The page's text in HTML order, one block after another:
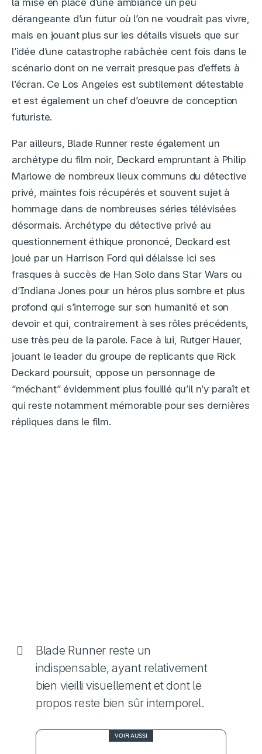
dérangeante d’un futur où l’on ne voudrait pas vivre,
mais en jouant plus sur les détails visuels que sur
l’idée d’une catastrophe rabâchée cent fois dans le
scénario dont on ne verrait presque pas d’effets à
l’écran. Ce Los Angeles est subtilement détestable
et est également un chef d’oeuvre de conception
futuriste.
Par ailleurs, Blade Runner reste également un
archétype du film noir, Deckard empruntant à Philip
Marlowe de nombreux lieux communs du détective
privé, maintes fois récupérés et souvent sujet à
hommage dans de nombreuses séries télévisées
désormais. Archétype du détective privé au
questionnement éthique prononcé, Deckard est
joué par un Harrison Ford qui délaisse ici ses
frasques à succès de Han Solo dans Star Wars ou
d’Indiana Jones pour un héros plus sombre et plus
profond qui s’interroge sur son humanité et son
devoir et qui, contrairement à ses rôles précédents,
use très peu de la parole. Face à lui, Rutger Hauer,
jouant le leader du groupe de replicants que Rick
Deckard poursuit, oppose un personnage de
“méchant” évidemment plus fouillé qu’il n’y paraît et
qui reste notamment mémorable pour ses dernières
répliques dans le film.
Blade Runner reste un
indispensable, ayant relativement
bien vieilli visuellement et dont le
propos reste bien sûr intemporel.
VOIR AUSSI